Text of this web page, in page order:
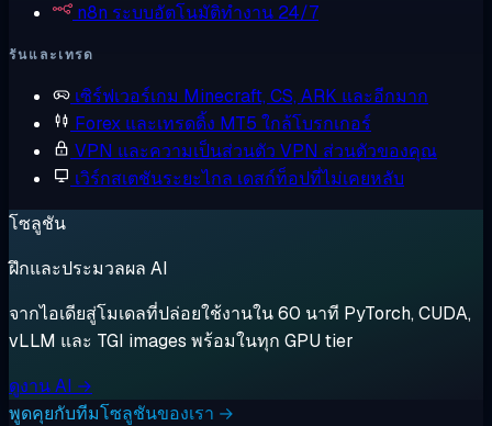
n8n ระบบอัตโนมัติทำงาน 24/7
รันและเทรด
เซิร์ฟเวอร์เกม Minecraft, CS, ARK และอีกมาก
Forex และเทรดดิ้ง MT5 ใกล้โบรกเกอร์
VPN และความเป็นส่วนตัว VPN ส่วนตัวของคุณ
เวิร์กสเตชันระยะไกล เดสก์ท็อปที่ไม่เคยหลับ
โซลูชัน
ฝึกและประมวลผล AI
จากไอเดียสู่โมเดลที่ปล่อยใช้งานใน 60 นาที PyTorch, CUDA,
vLLM และ TGI images พร้อมในทุก GPU tier
ดูงาน AI →
พูดคุยกับทีมโซลูชันของเรา →